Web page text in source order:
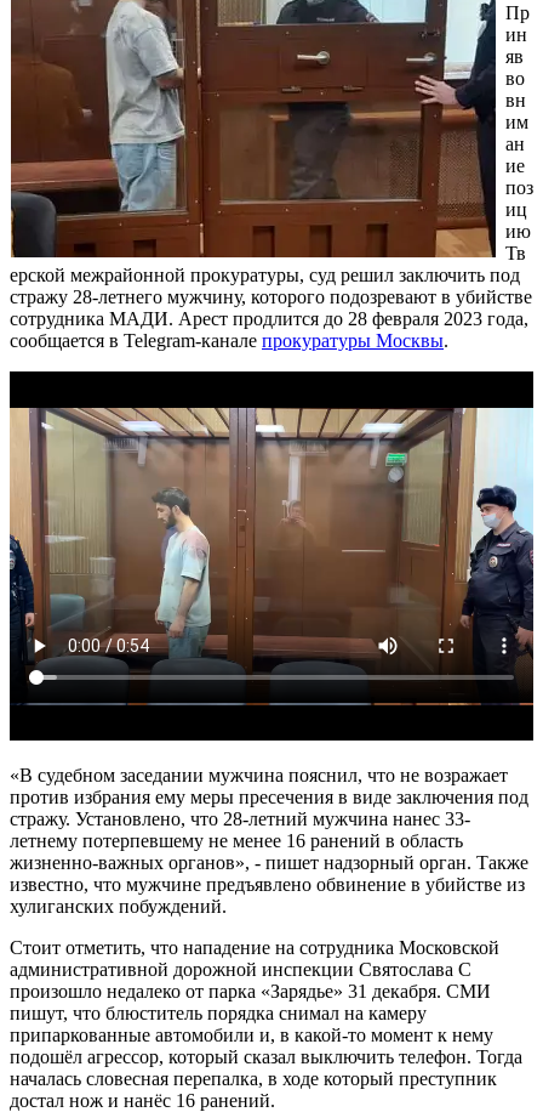
Пр
ин
яв
во
вн
им
ан
ие
поз
иц
ию
Тв
ерской межрайонной прокуратуры, суд решил заключить под
стражу 28-летнего мужчину, которого подозревают в убийстве
сотрудника МАДИ. Арест продлится до 28 февраля 2023 года,
сообщается в Telegram-канале прокуратуры Москвы.
«В судебном заседании мужчина пояснил, что не возражает
против избрания ему меры пресечения в виде заключения под
стражу. Установлено, что 28-летний мужчина нанес 33-
летнему потерпевшему не менее 16 ранений в область
жизненно-важных органов», - пишет надзорный орган. Также
известно, что мужчине предъявлено обвинение в убийстве из
хулиганских побуждений.
Стоит отметить, что нападение на сотрудника Московской
административной дорожной инспекции Святослава С
произошло недалеко от парка «Зарядье» 31 декабря. СМИ
пишут, что блюститель порядка снимал на камеру
припаркованные автомобили и, в какой-то момент к нему
подошёл агрессор, который сказал выключить телефон. Тогда
началась словесная перепалка, в ходе который преступник
достал нож и нанёс 16 ранений.